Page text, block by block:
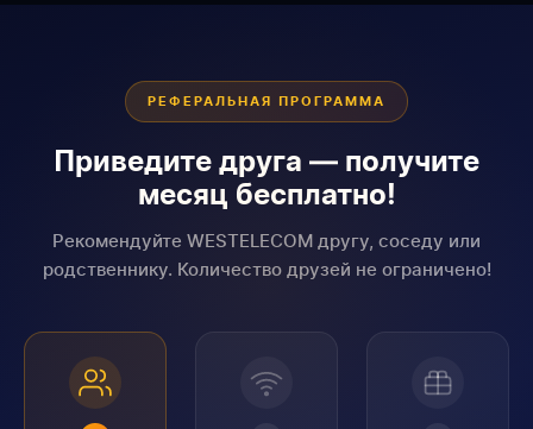
РЕФЕРАЛЬНАЯ ПРОГРАММА
Приведите друга — получите
месяц бесплатно!
Рекомендуйте WESTELECOM другу, соседу или
родственнику. Количество друзей не ограничено!